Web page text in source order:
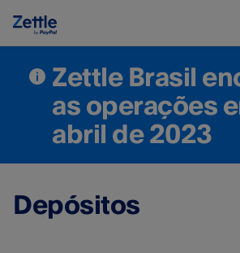
Zettle Brasil
as operações
abril de 2023
Depósitos